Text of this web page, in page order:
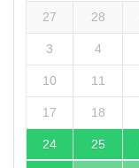
27 28
3 4
10 11
17 18
24 25